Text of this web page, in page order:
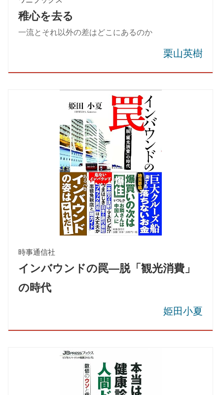
稚心を去る
一流とそれ以外の差はどこにあるのか
栗山英樹
時事通信社
インバウンドの罠―脱「観光消費」
の時代
姫田小夏